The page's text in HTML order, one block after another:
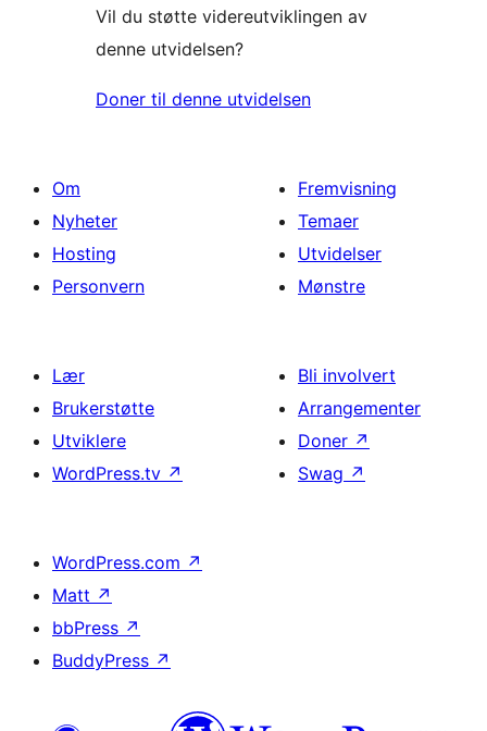
Vil du støtte videreutviklingen av
denne utvidelsen?
Doner til denne utvidelsen
Om
Nyheter
Hosting
Personvern
Fremvisning
Temaer
Utvidelser
Mønstre
Lær
Brukerstøtte
Utviklere
WordPress.tv ↗
Bli involvert
Arrangementer
Doner ↗
Swag ↗
WordPress.com ↗
Matt ↗
bbPress ↗
BuddyPress ↗